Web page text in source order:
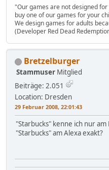
"Our games are not designed
buy one of our games for your
We design games for adults
(Developer Red Dead
Bretzelburger
Stammuser Mitglied
Beiträge: 2.051
Location: Dresden
29 Februar 2008, 22:01:43
"Starbucks" kenne ich nur
"Starbucks" am Alexa exakt?